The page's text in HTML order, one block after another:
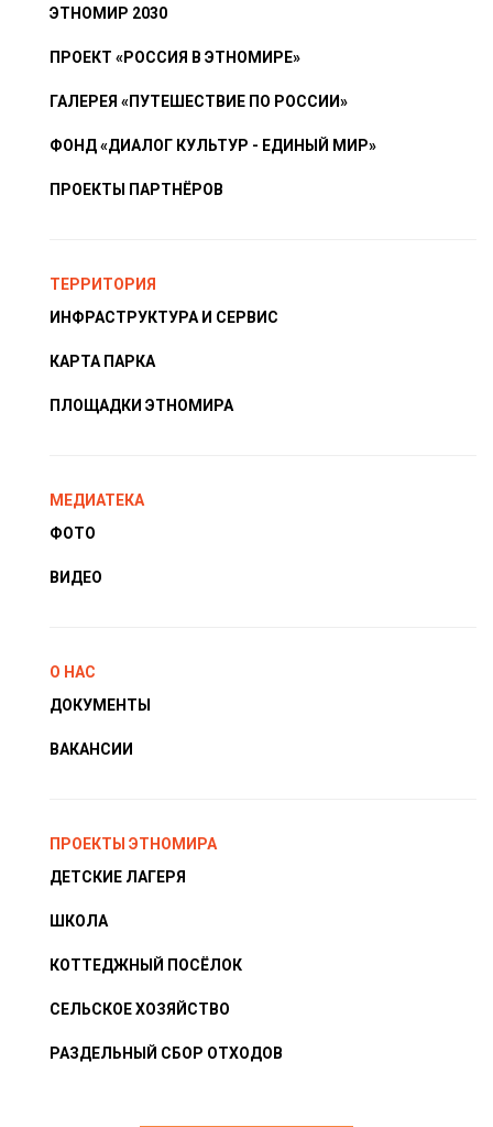
ЭТНОМИР 2030
ПРОЕКТ «РОССИЯ В ЭТНОМИРЕ»
ГАЛЕРЕЯ «ПУТЕШЕСТВИЕ ПО РОССИИ»
ФОНД «ДИАЛОГ КУЛЬТУР - ЕДИНЫЙ МИР»
ПРОЕКТЫ ПАРТНЁРОВ
ТЕРРИТОРИЯ
ИНФРАСТРУКТУРА И СЕРВИС
КАРТА ПАРКА
ПЛОЩАДКИ ЭТНОМИРА
МЕДИАТЕКА
ФОТО
ВИДЕО
О НАС
ДОКУМЕНТЫ
ВАКАНСИИ
ПРОЕКТЫ ЭТНОМИРА
ДЕТСКИЕ ЛАГЕРЯ
ШКОЛА
КОТТЕДЖНЫЙ ПОСЁЛОК
СЕЛЬСКОЕ ХОЗЯЙСТВО
РАЗДЕЛЬНЫЙ СБОР ОТХОДОВ